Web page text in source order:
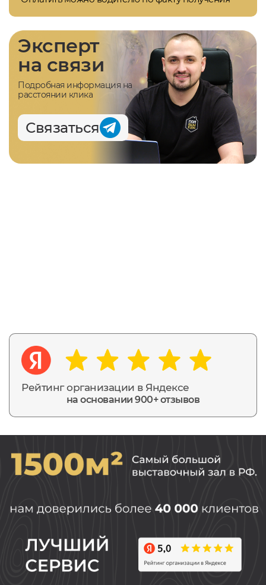
Рейтинг организации в Яндексе
на основании 900+ отзывов
Эксперт
на связи
Подробная информация на
расстоянии клика
Связаться